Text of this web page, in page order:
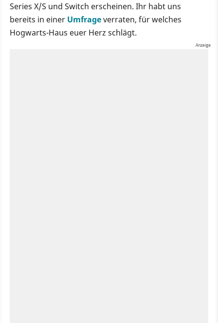
Series X/S und Switch erscheinen. Ihr habt uns
bereits in einer Umfrageverraten, für welches
Hogwarts-Haus euer Herz schlägt.